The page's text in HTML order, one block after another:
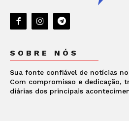
SOBRE NÓS
Sua fonte confiável de notícias
Com compromisso e dedicação,
diárias dos principais